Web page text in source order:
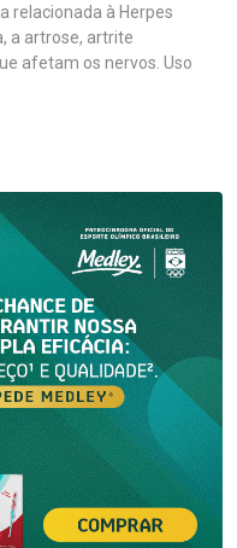
relacionada à Herpes
a artrose, artrite
afetam os nervos. Uso